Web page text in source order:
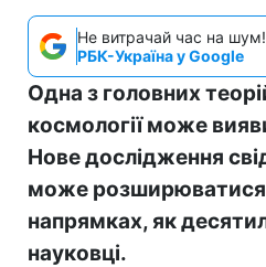
Не витрачай час на шум!
РБК-Україна у Google
Одна з головних
космології може
Нове дослідження
може розширюватися
напрямках, як
науковці.